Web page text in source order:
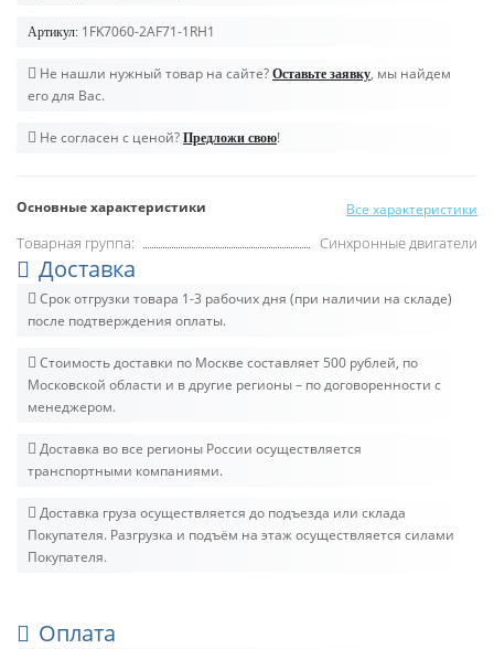
Артикул: 1FK7060-2AF71-1RH1
Не нашли нужный товар на сайте? Оставьте заявку, мы найдем
его для Вас.
Не согласен с ценой? Предложи свою!
Основные характеристики Все характеристики
Товарная группа: Синхронные двигатели
Доставка
Срок отгрузки товара 1-3 рабочих дня (при наличии на складе)
после подтверждения оплаты.
Стоимость доставки по Москве составляет 500 рублей, по
Московской области и в другие регионы – по договоренности с
менеджером.
Доставка во все регионы России осуществляется
транспортными компаниями.
Доставка груза осуществляется до подъезда или склада
Покупателя. Разгрузка и подъём на этаж осуществляется силами
Покупателя.
Оплата